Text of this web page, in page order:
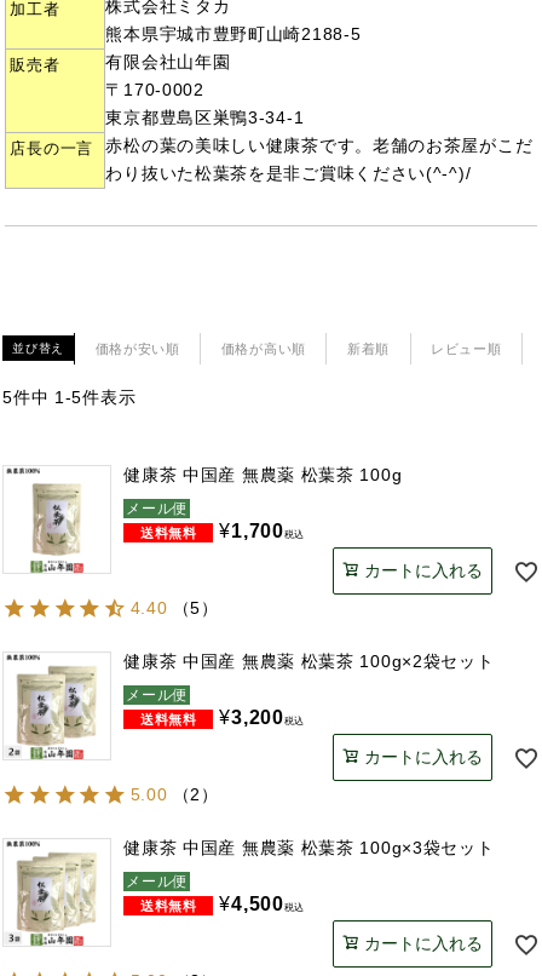
加工者
株式会社ミタカ
熊本県宇城市豊野町山崎2188-5
販売者
有限会社山年園
〒170-0002
東京都豊島区巣鴨3-34-1
店長の一言
赤松の葉の美味しい健康茶です。老舗のお茶屋がこだ
わり抜いた松葉茶を是非ご賞味ください(^-^)/
並び替え 価格が安い順 価格が高い順 新着順 レビュー順
5件中 1 -5件表示
健康茶 中国産 無農薬 松葉茶 100g
メール便
¥1,700税込
カートに入れる
4.40
（5）
健康茶 中国産 無農薬 松葉茶 100g×2袋セット
メール便
¥3,200税込
カートに入れる
5.00
（2 ）
健康茶 中国産 無農薬 松葉茶 100g×3袋セット
メール便
¥4,500税込
カートに入れる